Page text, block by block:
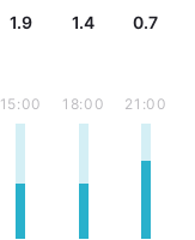
1.9 1.4 0.7
15:00 18:00 21:00